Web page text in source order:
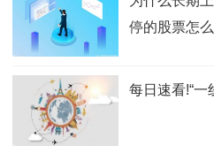
停的股票怎
每日速看!“一